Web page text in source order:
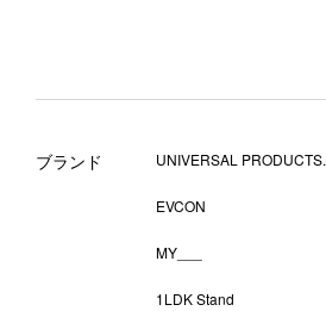
ブランド UNIVERSAL PRODUCTS.
EVCON
MY___
1LDK Stand